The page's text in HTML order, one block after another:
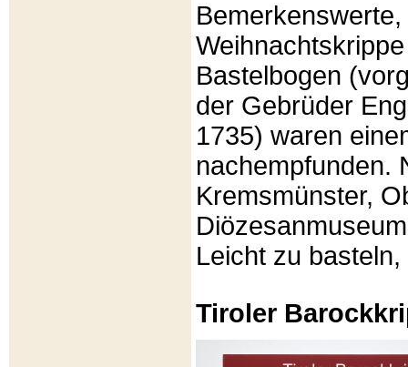
Bastelbogen
der Gebrüder
1735) waren
nachempfunden.
Kremsmünster,
Leicht zu
Tiroler